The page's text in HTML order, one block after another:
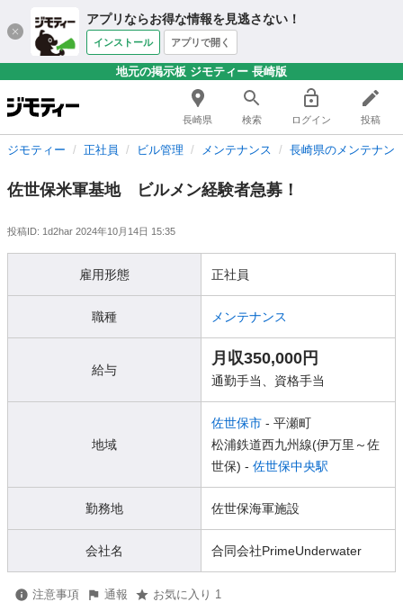
アプリならお得な情報を見逃さない！
インストール アプリで開く
地元の掲示板 ジモティー 長崎版
長崎県 検索 ログイン 投稿
ジモティー 正社員 ビル管理 メンテナンス 長崎県のメンテナン
佐世保米軍基地 ビルメン経験者急募！
投稿ID: 1d2har 2024年10月14日 15:35
雇用形態 正社員
職種 メンテナンス
給与
月収350,000円
通勤手当、資格手当
地域
佐世保市 - 平瀬町
松浦鉄道西九州線(伊万里～佐
世保) - 佐世保中央駅
勤務地 佐世保海軍施設
会社名 合同会社PrimeUnderwater
注意事項 通報 お気に入り 1